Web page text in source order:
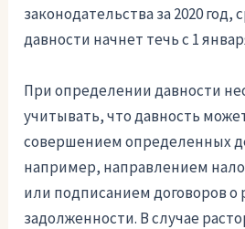
законодательства за 2020 год,
давности начнет течь с 1
При определении давности
учитывать, что давность
совершением определенных
например, направлением
или подписанием договоров о
задолженности. В случае